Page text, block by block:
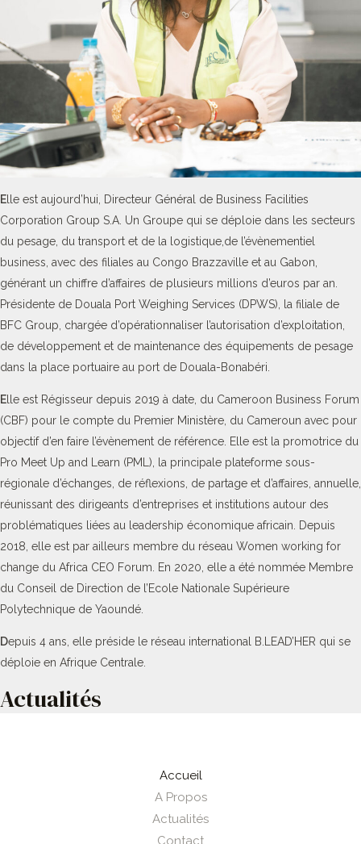
E lle est aujourd’hui, Directeur Général de Business Facilities
Corporation Group S.A. Un Groupe qui se déploie dans les secteurs
du pesage, du transport et de la logistique,de l’évènementiel
business, avec des filiales au Congo Brazzaville et au Gabon,
générant un chiffre d’affaires de plusieurs millions d’euros par an.
Présidente de Douala Port Weighing Services (DPWS), la filiale de
BFC Group, chargée d’opérationnaliser l’autorisation d’exploitation,
de développement et de maintenance des équipements de pesage
dans la place portuaire au port de Douala-Bonabéri.
E lle est Régisseur depuis 2019 à date, du Cameroon Business Forum
(CBF) pour le compte du Premier Ministère, du Cameroun avec pour
objectif d’en faire l’évènement de référence. Elle est la promotrice du
Pro Meet Up and Learn (PML), la principale plateforme sous-
régionale d’échanges, de réflexions, de partage et d’affaires, annuelle,
réunissant des dirigeants d’entreprises et institutions autour des
problématiques liées au leadership économique africain. Depuis
2018, elle est par ailleurs membre du réseau Women working for
change du Africa CEO Forum. En 2020, elle a été nommée Membre
du Conseil de Direction de l’Ecole Nationale Supérieure
Polytechnique de Yaoundé.
Depuis 4 ans, elle préside le réseau international B.LEAD’HER qui se
déploie en Afrique Centrale.
Actualités
Accueil
A Propos
Actualités
Contact